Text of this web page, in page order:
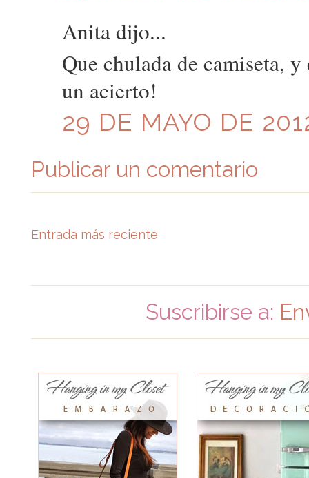
Anita dijo...
Que chulada de camiseta,
un acierto!
29 DE MAYO DE
Publicar un comentario
Entrada más reciente
Suscribirse a: